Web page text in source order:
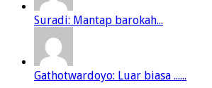
Suradi: Mantap barokah...
Gathotwardoyo: Luar biasa ......